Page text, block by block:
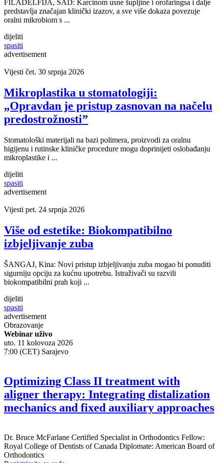
FILADELFIJA, SAD: Karcinom usne šupljine i orofaringsa i dalje
predstavlja značajan klinički izazov, a sve više dokaza povezuje
oralni mikrobiom s ...
dijeliti
spasiti
advertisement
Vijesti čet. 30 srpnja 2026
Mikroplastika u stomatologiji:
„Opravdan je pristup zasnovan na načelu
predostrožnosti”
Stomatološki materijali na bazi polimera, proizvodi za oralnu
higijenu i rutinske kliničke procedure mogu doprinijeti oslobađanju
mikroplastike i ...
dijeliti
spasiti
advertisement
Vijesti pet. 24 srpnja 2026
Više od estetike: Biokompatibilno
izbjeljivanje zuba
ŠANGAJ, Kina: Novi pristup izbjeljivanju zuba mogao bi ponuditi
sigurniju opciju za kućnu upotrebu. Istraživači su razvili
biokompatibilni prah koji ...
dijeliti
spasiti
advertisement
Obrazovanje
Webinar uživo
uto. 11 kolovoza 2026
7:00 (CET) Sarajevo
Optimizing Class II treatment with
aligner therapy: Integrating distalization
mechanics and fixed auxiliary approaches
Dr. Bruce McFarlane Certified Specialist in Orthodontics Fellow:
Royal College of Dentists of Canada Diplomate: American Board of
Orthodontics